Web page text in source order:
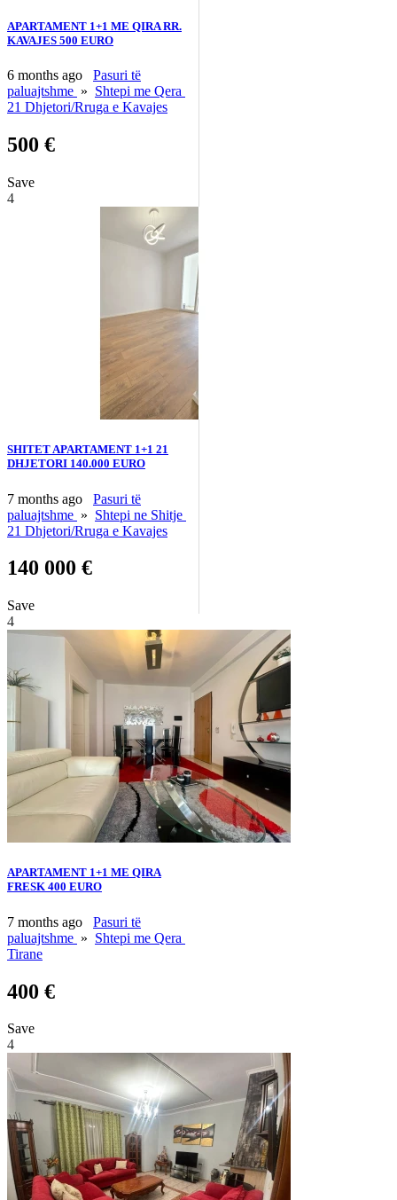
APARTAMENT 1+1 ME QIRA RR.
KAVAJES 500 EURO
6 months ago
Pasuri të
paluajtshme » Shtepi me Qera
21 Dhjetori/Rruga e Kavajes
500 €
Save
4
SHITET APARTAMENT 1+1 21
DHJETORI 140.000 EURO
7 months ago
Pasuri të
paluajtshme » Shtepi ne Shitje
21 Dhjetori/Rruga e Kavajes
140 000 €
Save
4
APARTAMENT 1+1 ME QIRA
FRESK 400 EURO
7 months ago
Pasuri të
paluajtshme » Shtepi me Qera
Tirane
400 €
Save
4